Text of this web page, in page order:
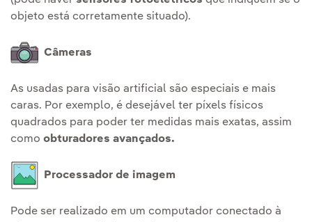
objeto está corretamente situado).
Câmeras
As usadas para visão artificial são especiais e mais
caras. Por exemplo, é desejável ter píxels físicos
quadrados para poder ter medidas mais exatas, assim
como obturadores avançados.
Processador de imagem
Pode ser realizado em um computador conectado à